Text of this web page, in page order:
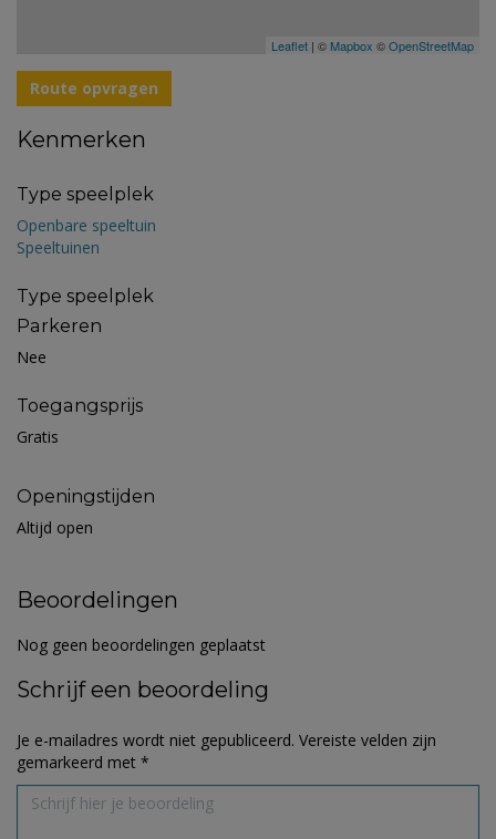
Leaflet | © Mapbox ©OpenStreetMap
Route opvragen
Kenmerken
Type speelplek
Openbare speeltuin
Speeltuinen
Type speelplek
Parkeren
Nee
Toegangsprijs
Gratis
Openingstijden
Altijd open
Beoordelingen
Nog geen beoordelingen geplaatst
Schrijf een beoordeling
Je e-mailadres wordt niet gepubliceerd. Vereiste velden zijn
gemarkeerd met *